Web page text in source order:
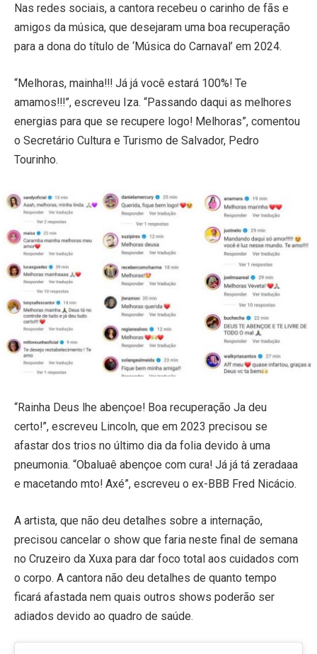
Nas redes sociais, a cantora recebeu o carinho de fãs e
amigos da música, que desejaram uma boa recuperação
para a dona do título de ‘Música do Carnaval’ em 2024.
“Melhoras, mainha!!! Já já você estará 100%! Te
amamos!!!”, escreveu Iza. “Passando daqui as melhores
energias para que se recupere logo! Melhoras”, comentou
o Secretário Cultura e Turismo de Salvador, Pedro
Tourinho.
“Rainha Deus lhe abençoe! Boa recuperação Ja deu
certo!”, escreveu Lincoln, que em 2023 precisou se
afastar dos trios no último dia da folia devido à uma
pneumonia. “Obaluaê abençoe com cura! Já já tá zeradaaa
e macetando mto! Axé”, escreveu o ex-BBB Fred Nicácio.
A artista, que não deu detalhes sobre a internação,
precisou cancelar o show que faria neste final de semana
no Cruzeiro da Xuxa para dar foco total aos cuidados com
o corpo. A cantora não deu detalhes de quanto tempo
ficará afastada nem quais outros shows poderão ser
adiados devido ao quadro de saúde.